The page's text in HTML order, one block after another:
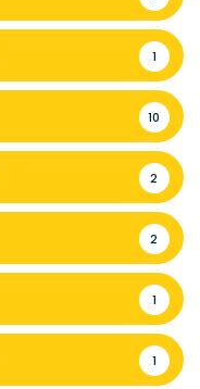
1
10
2
2
1
1